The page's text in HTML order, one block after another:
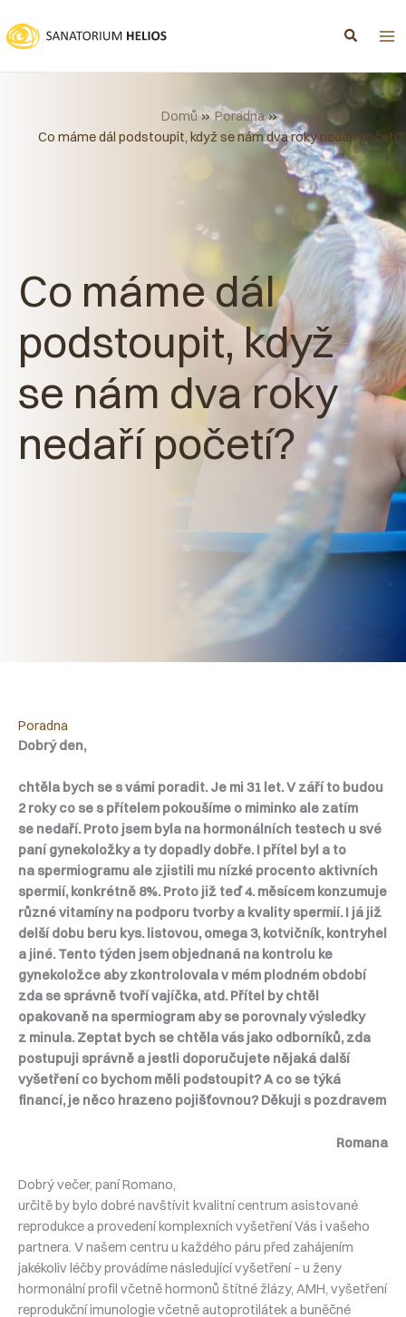
na
obsah
Co máme dál
podstoupit, když
se nám dva roky
nedaří početí?
Domů
Poradna
Co máme dál podstoupit, když se nám dva roky nedaří početí?
Poradna
Dobrý den,
chtěla bych se s vámi poradit. Je mi 31 let. V září to budou
2 roky co se s přítelem pokoušíme o miminko ale zatím
se nedaří. Proto jsem byla na hormonálních testech u své
paní gynekoložky a ty dopadly dobře. I přítel byl a to
na spermiogramu ale zjistili mu nízké procento aktivních
spermií, konkrétně 8%. Proto již teď 4. měsícem konzumuje
různé vitamíny na podporu tvorby a kvality spermií. I já již
delší dobu beru kys. listovou, omega 3, kotvičník, kontryhel
a jiné. Tento týden jsem objednaná na kontrolu ke
gynekoložce aby zkontrolovala v mém plodném období
zda se správně tvoří vajíčka, atd. Přítel by chtěl
opakovaně na spermiogram aby se porovnaly výsledky
z minula. Zeptat bych se chtěla vás jako odborníků, zda
postupuji správně a jestli doporučujete nějaká další
vyšetření co bychom měli podstoupit? A co se týká
financí, je něco hrazeno pojišťovnou? Děkuji s pozdravem
Romana
Dobrý večer, paní Romano,
určitě by bylo dobré navštívit kvalitní centrum asistované
reprodukce a provedení komplexních vyšetření Vás i vašeho
partnera. V našem centru u každého páru před zahájením
jakékoliv léčby provádíme následující vyšetření – u ženy
hormonální profil včetně hormonů štítné žlázy, AMH, vyšetření
reprodukční imunologie včetně autoprotilátek a buněčné